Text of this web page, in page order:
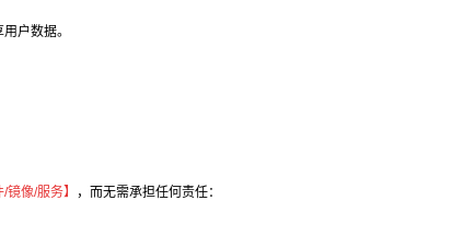
户数据。
/镜像/服务】 ，而无需承担任何责任：